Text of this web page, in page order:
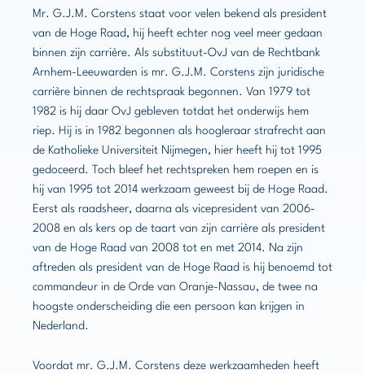
Mr. G.J.M. Corstens staat voor velen bekend als president
van de Hoge Raad, hij heeft echter nog veel meer gedaan
binnen zijn carrière. Als substituut-OvJ van de Rechtbank
Arnhem-Leeuwarden is mr. G.J.M. Corstens zijn juridische
carrière binnen de rechtspraak begonnen. Van 1979 tot
1982 is hij daar OvJ gebleven totdat het onderwijs hem
riep. Hij is in 1982 begonnen als hoogleraar strafrecht aan
de Katholieke Universiteit Nijmegen, hier heeft hij tot 1995
gedoceerd. Toch bleef het rechtspreken hem roepen en is
hij van 1995 tot 2014 werkzaam geweest bij de Hoge Raad.
Eerst als raadsheer, daarna als vicepresident van 2006-
2008 en als kers op de taart van zijn carrière als president
van de Hoge Raad van 2008 tot en met 2014. Na zijn
aftreden als president van de Hoge Raad is hij benoemd tot
commandeur in de Orde van Oranje-Nassau, de twee na
hoogste onderscheiding die een persoon kan krijgen in
Nederland.
Voordat mr. G.J.M. Corstens deze werkzaamheden heeft